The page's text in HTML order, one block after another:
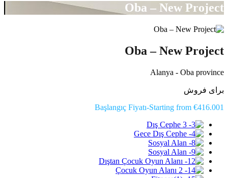
Oba – New Project
Oba – New Project
Alanya - Oba province
برای فروش
Başlangıç Fiyatı-Starting from €416.001